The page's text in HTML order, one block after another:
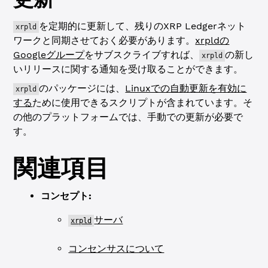
xrpld を定期的に更新して、残りのXRP Ledgerネット
ワークと同期させておく必要があります。xrpldの
Googleグループをサブスクライブすれば、 xrpld の新し
いリリースに関する通知を受け取ることができます。
xrpld のパッケージには、 Linuxでの自動更新を有効に
するために使用できるスクリプトが含まれています。そ
の他のプラットフォームでは、手動での更新が必要で
す。
関連項目
コンセプト:
xrpld サーバ
コンセンサスについて